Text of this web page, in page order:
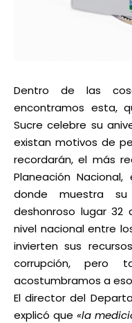
Dentro de las
encontramos esta,
Sucre celebre su
existan motivos de
recordarán, el más
Planeación
donde muestra
deshonroso lugar 32
nivel nacional entre
invierten sus
corrupción,
acostumbramos a
El director del
explicó que «la